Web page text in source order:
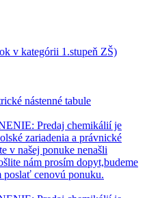
v kategórii 1.stupeň ZŠ)
nástenné tabule
Predaj chemikálií je
zariadenia a právnické
v našej ponuke nenašli
nám prosím dopyt,budeme
poslať cenovú ponuku.